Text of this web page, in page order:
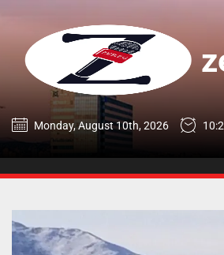
content
zereg.mn
Monday, August 10th, 2026